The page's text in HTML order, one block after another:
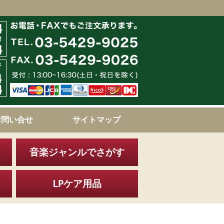
い合せ サイトマップ
音楽ジャンルでさがす
LPケア用品